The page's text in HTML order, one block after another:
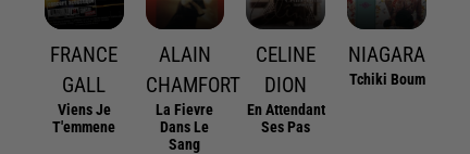
FRANCE
GALL
Viens Je
T'emmene
ALAIN
CHAMFORT
La Fievre
Dans Le
Sang
CELINE
DION
En Attendant
Ses Pas
NIAGARA
Tchiki Boum